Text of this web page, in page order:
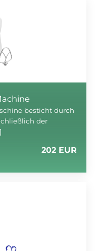
besticht durch
der
202 EUR